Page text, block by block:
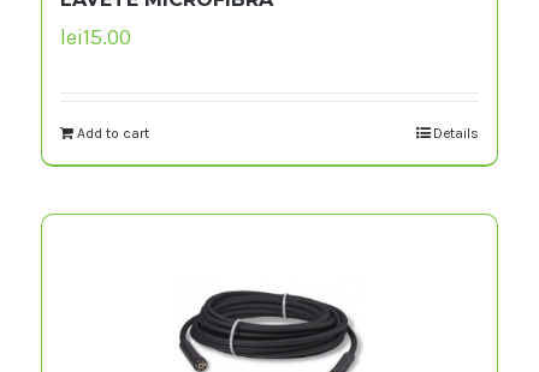
lei15.00
Add to cart Details